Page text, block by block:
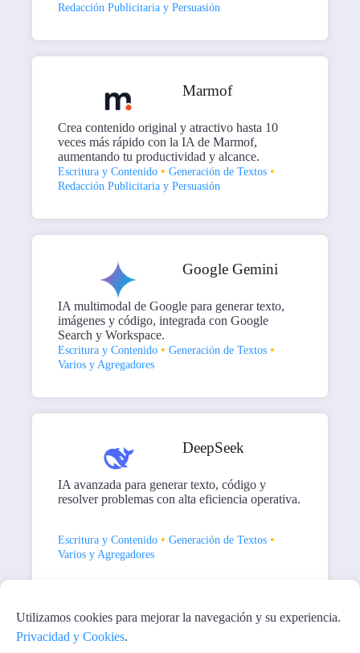
Utilizamos cookies para mejorar la navegación y su experiencia.
Privacidad y Cookies.
Redacción Publicitaria y Persuasión
Marmof
Crea contenido original y atractivo hasta 10
veces más rápido con la IA de Marmof,
aumentando tu productividad y alcance.
Escritura y Contenido • Generación de Textos •
Redacción Publicitaria y Persuasión
Google Gemini
IA multimodal de Google para generar texto,
imágenes y código, integrada con Google
Search y Workspace.
Escritura y Contenido • Generación de Textos •
Varios y Agregadores
DeepSeek
IA avanzada para generar texto, código y
resolver problemas con alta eficiencia operativa.
Escritura y Contenido • Generación de Textos •
Varios y Agregadores
Próximo